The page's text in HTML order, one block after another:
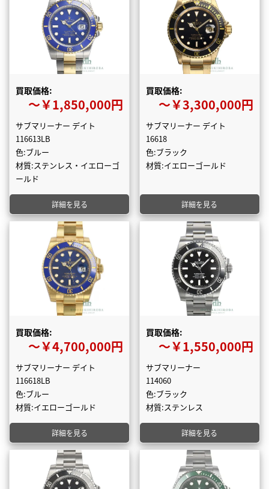
買取価格:
〜￥1,850,000円
サブマリーナー デイト
116613LB
色:ブルー
材質:ステンレス・イエローゴ
ールド
詳細を見る
買取価格:
〜￥3,300,000円
サブマリーナー デイト
16618
色:ブラック
材質:イエローゴールド
詳細を見る
買取価格:
〜￥4,700,000円
サブマリーナー デイト
116618LB
色:ブルー
材質:イエローゴールド
詳細を見る
買取価格:
〜￥1,550,000円
サブマリーナー
114060
色:ブラック
材質:ステンレス
詳細を見る